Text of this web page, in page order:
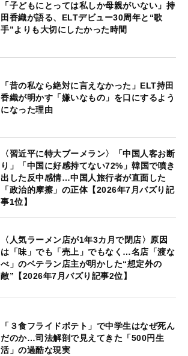
「子どもにとっては私しか母親がいない」持
田香織が語る、ELTデビュー30周年と“歌
手”よりも大切にしたかった時間
「昔の私なら絶対に言えなかった」ELT持田
香織が明かす「嫌いなもの」を口にするよう
になった理由
〈習近平に特大ブーメラン〉「中国人客お断
り」「中国に好感持てない72%」韓国で噴き
出した反中感情…中国人旅行者が直面した
「政治的摩擦」の正体【2026年7月バズり記
事1位】
〈人気ラーメン店が1年3カ月で閉店〉原因
は「味」でも「売上」でもなく…名店「渡な
べ」のベテラン店主が明かした“想定外の
敵”【2026年7月バズり記事2位】
「３食フライドポテト」で中学生はなぜ死ん
だのか…司法解剖で見えてきた「500円生
活」の過酷な現実